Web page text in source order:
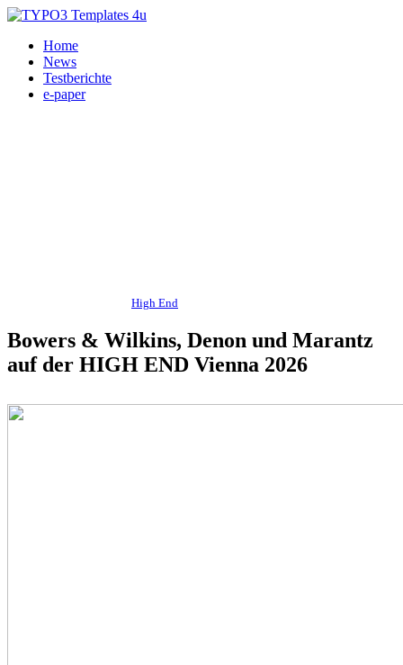
Home
News
Testberichte
e-paper
High End
Bowers & Wilkins, Denon und Marantz
auf der HIGH END Vienna 2026